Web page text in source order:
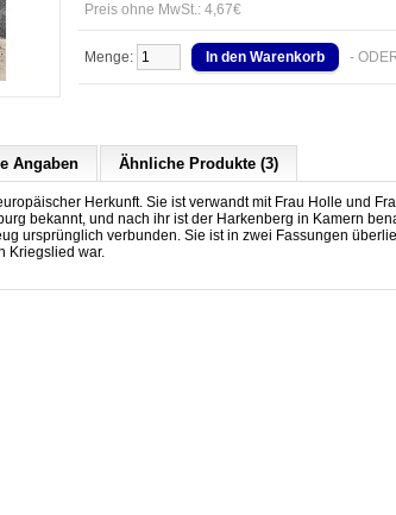
Preis ohne MwSt.: 4,67€
Menge: -
Angaben Ähnliche Produkte (3)
Herkunft. Sie ist verwandt mit Frau Holle und
bekannt, und nach ihr ist der Harkenberg in Kamern
ursprünglich verbunden. Sie ist in zwei Fassungen
Kriegslied war.